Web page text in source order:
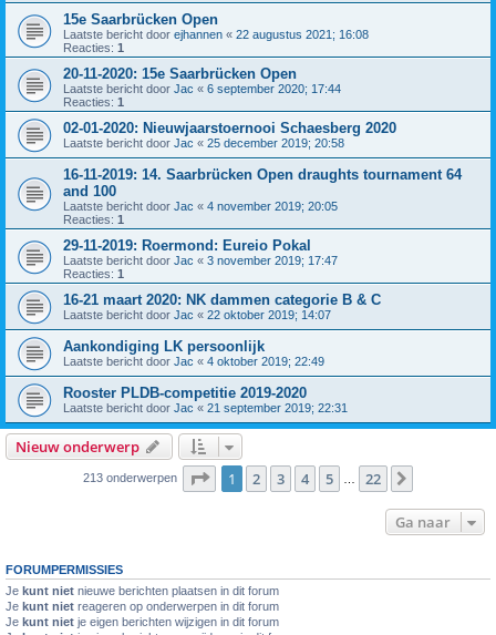
15e Saarbrücken Open
Laatste bericht door ejhannen « 22 augustus 2021; 16:08
Reacties: 1
20-11-2020: 15e Saarbrücken Open
Laatste bericht door Jac « 6 september 2020; 17:44
Reacties: 1
02-01-2020: Nieuwjaarstoernooi Schaesberg 2020
Laatste bericht door Jac « 25 december 2019; 20:58
16-11-2019: 14. Saarbrücken Open draughts tournament 64
and 100
Laatste bericht door Jac « 4 november 2019; 20:05
Reacties: 1
29-11-2019: Roermond: Eureio Pokal
Laatste bericht door Jac « 3 november 2019; 17:47
Reacties: 1
16-21 maart 2020: NK dammen categorie B & C
Laatste bericht door Jac « 22 oktober 2019; 14:07
Aankondiging LK persoonlijk
Laatste bericht door Jac « 4 oktober 2019; 22:49
Rooster PLDB-competitie 2019-2020
Laatste bericht door Jac « 21 september 2019; 22:31
Nieuw onderwerp
213 onderwerpen Pagina van 22
1 2 3 4 5 22
Ga naar
FORUMPERMISSIES
Je kunt niet nieuwe berichten plaatsen in dit forum
Je kunt niet reageren op onderwerpen in dit forum
Je kunt niet je eigen berichten wijzigen in dit forum